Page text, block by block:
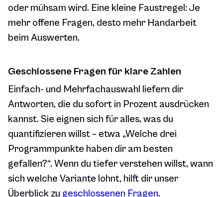
oder mühsam wird. Eine kleine Faustregel: Je
mehr offene Fragen, desto mehr Handarbeit
beim Auswerten.
Geschlossene Fragen für klare Zahlen
Einfach- und Mehrfachauswahl liefern dir
Antworten, die du sofort in Prozent ausdrücken
kannst. Sie eignen sich für alles, was du
quantifizieren willst – etwa „Welche drei
Programmpunkte haben dir am besten
gefallen?“. Wenn du tiefer verstehen willst, wann
sich welche Variante lohnt, hilft dir unser
Überblick zu geschlossenen Fragen.